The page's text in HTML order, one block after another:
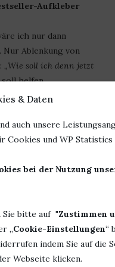
& Daten
auch unsere
Cookies und WP Statistics
bei der Nutzung
Sie bitte auf "Zustimmen
„Cookie-Einstellungen“
indem Sie auf die
Webseite klicken.
Aufkleber
ich nur dann
Ablenkung von
„Wie soll ich denn jetzt
helfen.
liege, bin ich fast ein
Buchhandlungen
genauheutezu
über 40 %des